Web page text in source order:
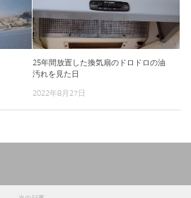
25年間放置した換気扇のドロドロの油
汚れを見た日
2022年8月27日